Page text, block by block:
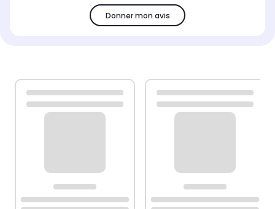
Donner mon avis